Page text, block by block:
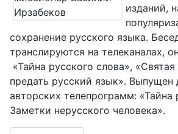
изданий,
сохранение русского языка.
транслируются на телеканалах,
«Тайна русского слова»,
предать русский язык». Выпущен
авторских телепрограмм: «Тайна
Заметки нерусского человека».